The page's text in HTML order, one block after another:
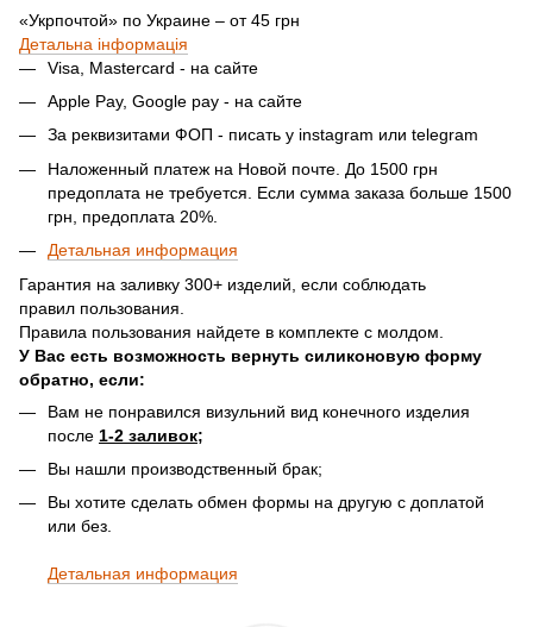
«Укрпочтой» по Украине – от 45 грн
Детальна інформація
Visa, Mastercard - на сайте
Apple Pay, Google pay - на сайте
За реквизитами ФОП - писать у instagram или telegram
Наложенный платеж на Новой почте. До 1500 грн
предоплата не требуется. Если сумма заказа больше 1500
грн, предоплата 20%.
Детальная информация
Гарантия на заливку 300+ изделий, если соблюдать
правил пользования.
Правила пользования найдете в комплекте с молдом.
У Вас есть возможность вернуть силиконовую форму
обратно, если:
Вам не понравился визульний вид конечного изделия
после 1-2 заливок;
Вы нашли производственный брак;
Вы хотите сделать обмен формы на другую с доплатой
или без.
Детальная информация